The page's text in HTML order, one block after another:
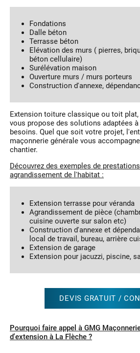
Fondations
Dalle béton
Terrasse béton
Elévation des murs ( pierres,
béton cellulaire)
Surélévation maison
Ouverture murs / murs porteurs
Construction d'annexe,
Extension toiture classique ou toit plat,
vous propose des solutions adaptées
besoins. Quel que soit votre projet,
maçonnerie générale vous
chantier.
Découvrez des exemples de
agrandissement de l'habitat :
Extension terrasse pour véranda
Agrandissement de pièce
cuisine ouverte sur salon etc)
Construction d'annexe et
local de travail, bureau, arrière
Extension de garage
Extension pour jacuzzi, piscine,
DEVIS GRATUIT /
Pourquoi faire appel à GMG
d'extension à La Flèche ?